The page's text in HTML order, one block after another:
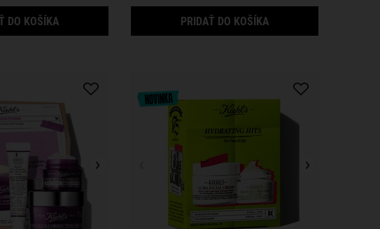
BARRIER CREAM
DO KOŠÍKA ULTIMATE STRENGTH HAND SALVEPRIDAŤ DO KOŠÍKA